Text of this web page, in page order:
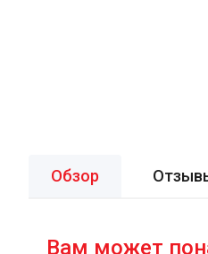
Обзор
Вам может